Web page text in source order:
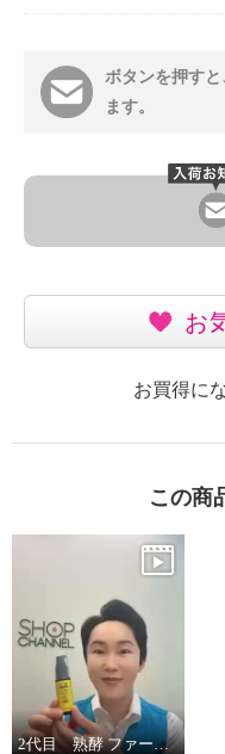
ボタンを押す
ます。
お
お買得に
この商
2代目 熟酵 ファーメントエッセンスVC100